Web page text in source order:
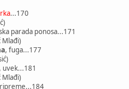
...170
parada ponosa...171
Mlađi)
, fuga...177
uvek...181
Mlađi)